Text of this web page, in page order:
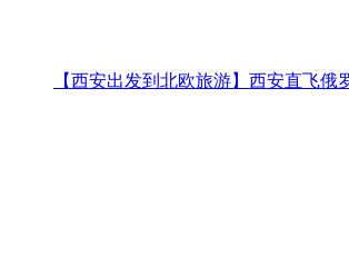
【西安出发到北欧旅游】西安直飞